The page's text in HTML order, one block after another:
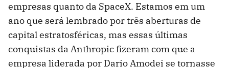
empresas quanto da SpaceX. Estamos em um
ano que será lembrado por três aberturas de
capital estratosféricas, mas essas últimas
conquistas da Anthropic fizeram com que a
empresa liderada por Dario Amodei se tornasse